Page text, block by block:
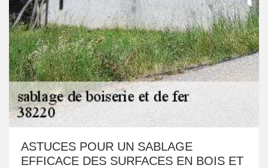
ASTUCES POUR UN SABLAGE
EFFICACE DES SURFACES EN BOIS ET